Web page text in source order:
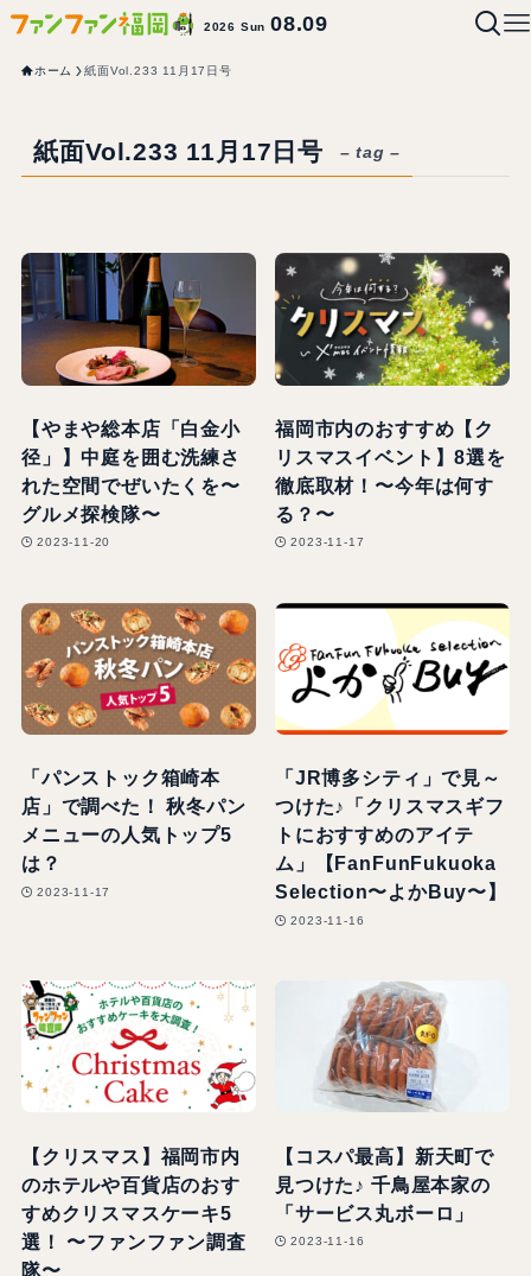
2026 Sun08.09
ホーム 紙面Vol.233 11月17日号
紙面Vol.233 11月17日号 – tag –
【やまや総本店「白金小
径」】中庭を囲む洗練さ
れた空間でぜいたくを〜
グルメ探検隊〜
2023-11-20
福岡市内のおすすめ【ク
リスマスイベント】8選を
徹底取材！〜今年は何す
る？〜
2023-11-17
「パンストック箱崎本
店」で調べた！ 秋冬パン
メニューの人気トップ5
は？
2023-11-17
「JR博多シティ」で見～
つけた♪「クリスマスギフ
トにおすすめのアイテ
ム」【FanFunFukuoka
Selection〜よかBuy〜】
2023-11-16
【クリスマス】福岡市内
のホテルや百貨店のおす
すめクリスマスケーキ5
選！ 〜ファンファン調査
隊〜
【コスパ最高】新天町で
見つけた♪ 千鳥屋本家の
「サービス丸ボーロ」
2023-11-16